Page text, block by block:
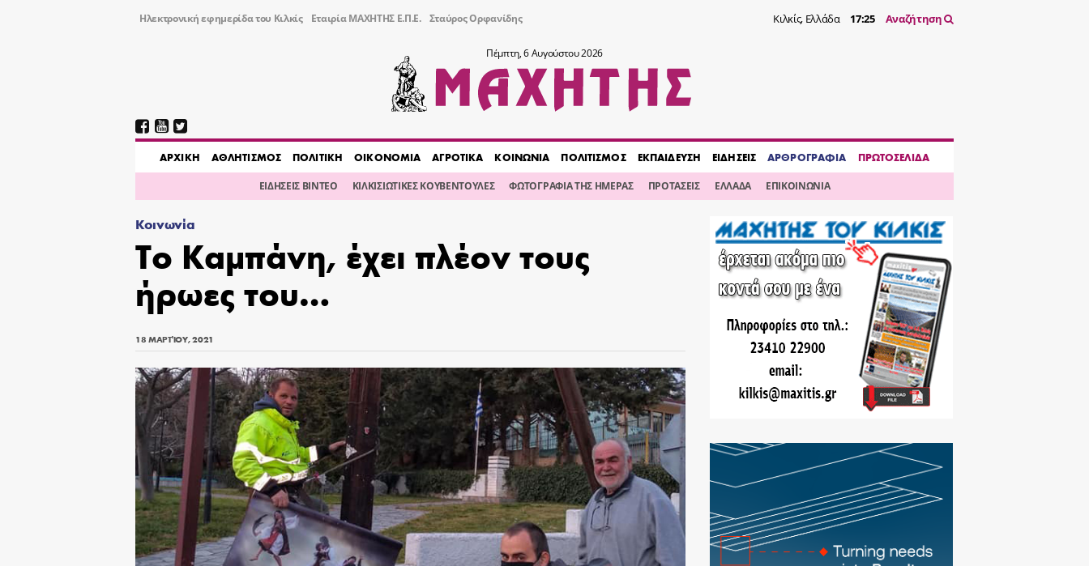
Ηλεκτρονική εφημερίδα του Κιλκίς Εταιρία ΜΑΧΗΤΗΣ Ε.Π.Ε. Σταύρος Ορφανίδης Κιλκίς, Ελλάδα 17:25 Αναζήτηση
Πέμπτη, 6 Αυγούστου 2026
AΡΧΙΚΗ ΑΘΛΗΤΙΣΜΟΣ ΠΟΛΙΤΙΚΗ ΟΙΚΟΝΟΜΙΑ ΑΓΡΟΤΙΚΑ ΚΟΙΝΩΝΙΑ ΠΟΛΙΤΙΣΜΟΣ ΕΚΠΑΙΔΕΥΣΗ ΕΙΔΗΣΕΙΣ ΑΡΘΡΟΓΡΑΦΙΑ ΠΡΩΤΟΣΕΛΙΔΑ
ΕΙΔΗΣΕΙΣ ΒΙΝΤΕΟ ΚΙΛΚΙΣΙΩΤΙΚΕΣ ΚΟΥΒΕΝΤΟΥΛΕΣ ΦΩΤΟΓΡΑΦΙΑ ΤΗΣ ΗΜΕΡΑΣ ΠΡΟΤΑΣΕΙΣ ΕΛΛΑΔΑ ΕΠΙΚΟΙΝΩΝΙΑ
Κοινωνία
Το Καμπάνη, έχει πλέον τους
ήρωες του…
18 ΜΑΡΤΊΟΥ, 2021